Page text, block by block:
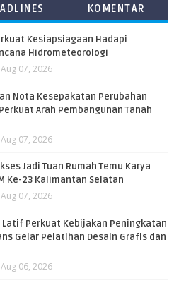
KOMENTAR
Kesiapsiagaan Hadapi
Hidrometeorologi
Aug 07, 2026
Nota Kesepakatan Perubahan
Perkuat Arah Pembangunan Tanah
Aug 07, 2026
Jadi Tuan Rumah Temu Karya
Ke-23 Kalimantan Selatan
Aug 07, 2026
Latif Perkuat Kebijakan Peningkatan
Gelar Pelatihan Desain Grafis dan
Aug 06, 2026